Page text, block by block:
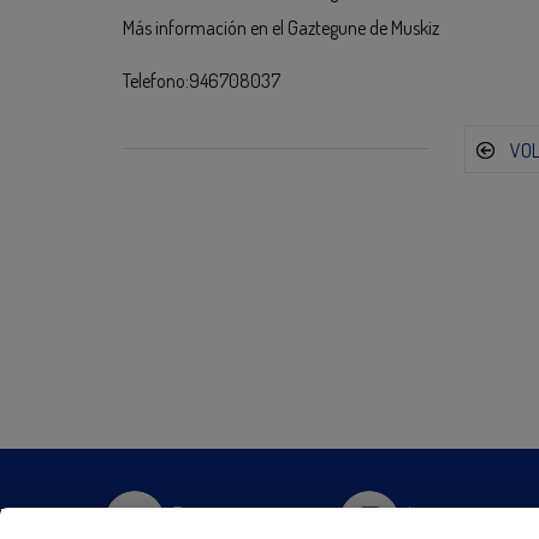
Más información en el Gaztegune de Muskiz
Telefono:946708037
Twitter Instagram